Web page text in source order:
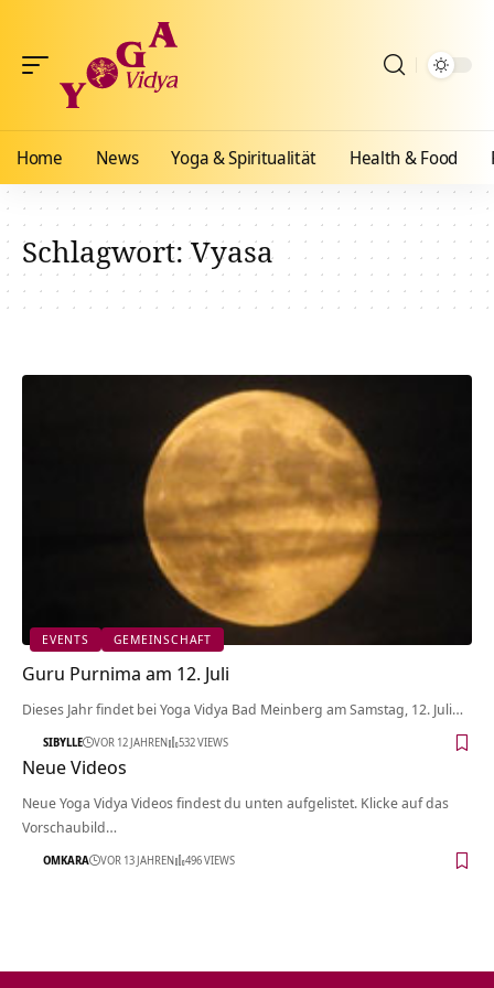
Home News Yoga & Spiritualität Health & Food
Schlagwort:Vyasa
EVENTS GEMEINSCHAFT
Guru Purnima am 12. Juli
Dieses Jahr findet bei Yoga Vidya Bad Meinberg am Samstag, 12. Juli…
SIBYLLE VOR 12 JAHREN 532 VIEWS
Neue Videos
Neue Yoga Vidya Videos findest du unten aufgelistet. Klicke auf das
Vorschaubild…
OMKARA VOR 13 JAHREN 496 VIEWS